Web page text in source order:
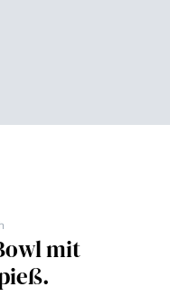
mit